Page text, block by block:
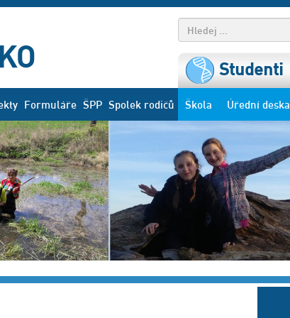
Studenti
Škola Úřední deska
Formuláře ŠPP Spolek rodičů